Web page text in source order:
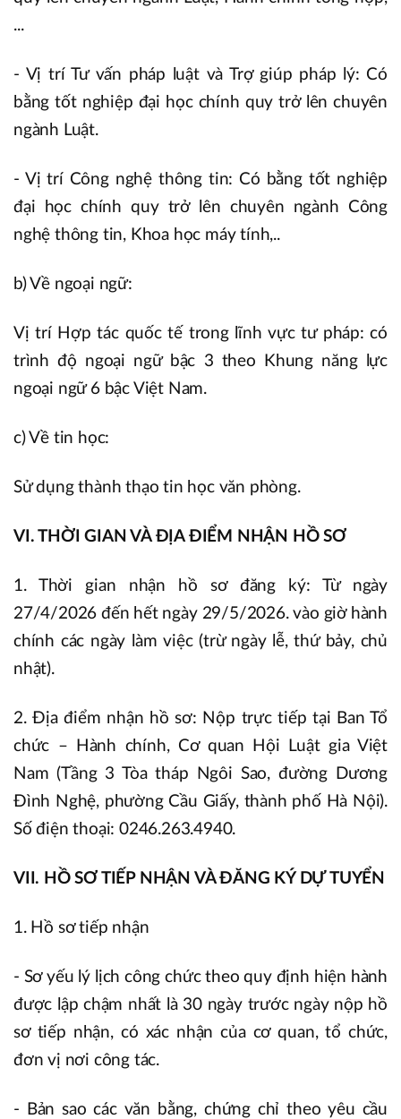
...
- Vị trí Tư vấn pháp luật và Trợ giúp pháp lý: Có
bằng tốt nghiệp đại học chính quy trở lên chuyên
ngành Luật.
- Vị trí Công nghệ thông tin: Có bằng tốt nghiệp
đại học chính quy trở lên chuyên ngành Công
nghệ thông tin, Khoa học máy tính,..
b) Về ngoại ngữ:
Vị trí Hợp tác quốc tế trong lĩnh vực tư pháp: có
trình độ ngoại ngữ bậc 3 theo Khung năng lực
ngoại ngữ 6 bậc Việt Nam.
c) Về tin học:
Sử dụng thành thạo tin học văn phòng.
VI. THỜI GIAN VÀ ĐỊA ĐIỂM NHẬN HỒ SƠ
1. Thời gian nhận hồ sơ đăng ký: Từ ngày
27/4/2026 đến hết ngày 29/5/2026. vào giờ hành
chính các ngày làm việc (trừ ngày lễ, thứ bảy, chủ
nhật).
2. Địa điểm nhận hồ sơ: Nộp trực tiếp tại Ban Tổ
chức – Hành chính, Cơ quan Hội Luật gia Việt
Nam (Tầng 3 Tòa tháp Ngôi Sao, đường Dương
Đình Nghệ, phường Cầu Giấy, thành phố Hà Nội).
Số điện thoại: 0246.263.4940.
VII. HỒ SƠ TIẾP NHẬN VÀ ĐĂNG KÝ DỰ TUYỂN
1. Hồ sơ tiếp nhận
- Sơ yếu lý lịch công chức theo quy định hiện hành
được lập chậm nhất là 30 ngày trước ngày nộp hồ
sơ tiếp nhận, có xác nhận của cơ quan, tổ chức,
đơn vị nơi công tác.
- Bản sao các văn bằng, chứng chỉ theo yêu cầu